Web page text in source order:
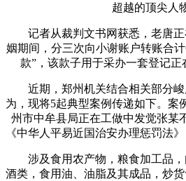
超越的顶尖人
记者从裁判文书网获悉，老唐正
姻期间，分三次向小谢账户转账合
款”，该款子用于采办一套登记正
近期，郑州机关结合相关部分峻
为，现将5起典型案例传递如下。案
州市中牟县局正在工做中发觉张某
《中华人平易近国治安办理惩罚法
涉及食用农产物，粮食加工品，
酒类，食用油、油脂及其成品，炒